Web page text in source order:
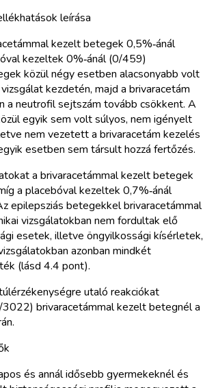
leírása
kezelt betegek 0,5%‑ánál
kezeltek 0%‑ánál (0/459)
közül négy esetben alacsonyabb volt
kezdetén, majd a brivaracetám
a neutrofil sejtszám tovább csökkent. A
egyik sem volt súlyos, nem igényelt
nem vezetett a brivaracetám kezelés
esetben sem társult hozzá fertőzés.
a brivaracetámmal kezelt betegek
a placebóval kezeltek 0,7%‑ánál
epilepsziás betegekkel brivaracetámmal
vizsgálatokban nem fordultak elő
esetek, illetve öngyilkossági kísérletek,
azonban mindkét
(lásd 4.4 pont).
utaló reakciókat
brivaracetámmal kezelt betegnél a
és annál idősebb gyermekeknél és